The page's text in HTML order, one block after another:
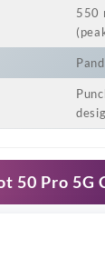
550
50 Pro 5G